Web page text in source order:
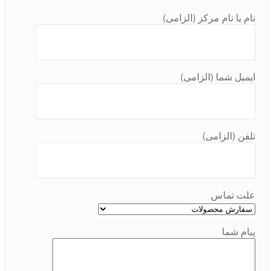
نام یا نام مرکز (الزامی)
ایمیل شما (الزامی)
تلفن (الزامی)
علت تماس
پیام شما